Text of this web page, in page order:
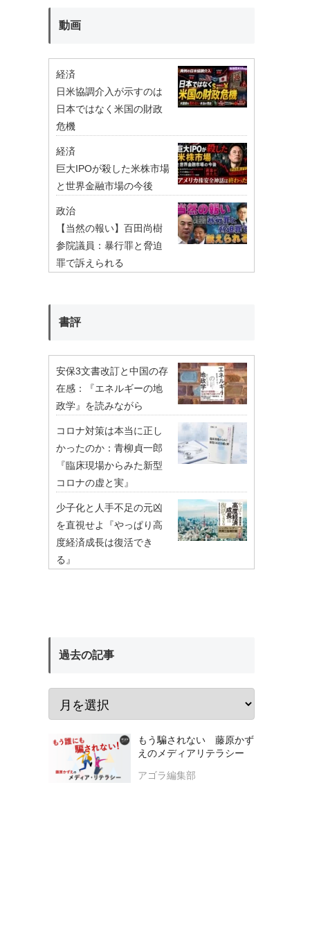
動画
経済
日米協調介入が示すのは
日本ではなく米国の財政
危機
経済
巨大IPOが殺した米株市場
と世界金融市場の今後
政治
【当然の報い】百田尚樹
参院議員：暴行罪と脅迫
罪で訴えられる
書評
安保3文書改訂と中国の存
在感：『エネルギーの地
政学』を読みながら
コロナ対策は本当に正し
かったのか：青柳貞一郎
『臨床現場からみた新型
コロナの虚と実』
少子化と人手不足の元凶
を直視せよ『やっぱり高
度経済成長は復活でき
る』
過去の記事
もう騙されない 藤原かず
えのメディアリテラシー
アゴラ編集部